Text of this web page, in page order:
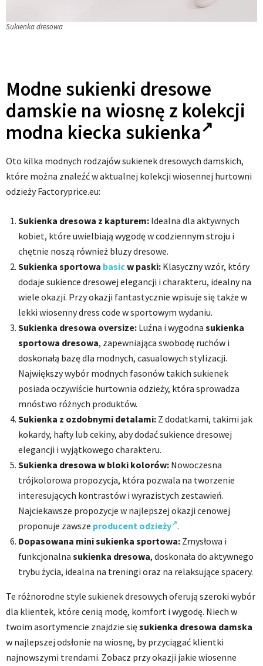
Sukienka dresowa
Modne sukienki dresowe
damskie na wiosnę z kolekcji
modna kiecka sukienka
Oto kilka modnych rodzajów sukienek dresowych damskich,
które można znaleźć w aktualnej kolekcji wiosennej hurtowni
odzieży Factoryprice.eu:
Sukienka dresowa z kapturem: Idealna dla aktywnych
kobiet, które uwielbiają wygodę w codziennym stroju i
chętnie noszą również bluzy dresowe.
Sukienka sportowa basicw paski: Klasyczny wzór, który
dodaje sukience dresowej elegancji i charakteru, idealny na
wiele okazji. Przy okazji fantastycznie wpisuje się także w
lekki wiosenny dress code w sportowym wydaniu.
Sukienka dresowa oversize: Luźna i wygodna sukienka
sportowa dresowa, zapewniająca swobodę ruchów i
doskonałą bazę dla modnych, casualowych stylizacji.
Największy wybór modnych fasonów takich sukienek
posiada oczywiście hurtownia odzieży, która sprowadza
mnóstwo różnych produktów.
Sukienka z ozdobnymi detalami: Z dodatkami, takimi jak
kokardy, hafty lub cekiny, aby dodać sukience dresowej
elegancji i wyjątkowego charakteru.
Sukienka dresowa w bloki kolorów: Nowoczesna
trójkolorowa propozycja, która pozwala na tworzenie
interesujących kontrastów i wyrazistych zestawień.
Najciekawsze propozycje w najlepszej okazji cenowej
proponuje zawsze producent odzieży .
Dopasowana mini sukienka sportowa: Zmysłowa i
funkcjonalna sukienka dresowa, doskonała do aktywnego
trybu życia, idealna na treningi oraz na relaksujące spacery.
Te różnorodne style sukienek dresowych oferują szeroki wybór
dla klientek, które cenią modę, komfort i wygodę. Niech w
twoim asortymencie znajdzie sięsukienka dresowa damska
w najlepszej odsłonie na wiosnę, by przyciągać klientki
najnowszymi trendami. Zobacz przy okazji jakie wiosenne